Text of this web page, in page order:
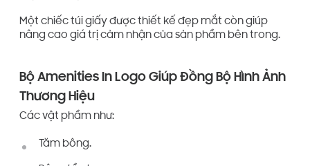
Một chiếc túi giấy được thiết kế đẹp mắt còn giúp
nâng cao giá trị cảm nhận của sản phẩm bên trong.
Bộ Amenities In Logo Giúp Đồng Bộ Hình Ảnh
Thương Hiệu
Các vật phẩm như:
Tăm bông.